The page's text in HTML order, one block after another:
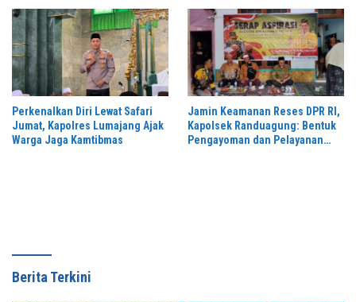
Perkenalkan Diri Lewat Safari
Jumat, Kapolres Lumajang Ajak
Warga Jaga Kamtibmas
Jamin Keamanan Reses DPR RI,
Kapolsek Randuagung: Bentuk
Pengayoman dan Pelayanan
Berita Terkini